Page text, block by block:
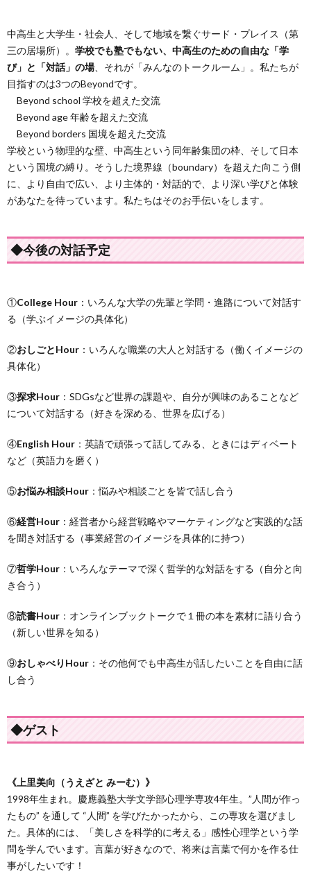
中高生と大学生・社会人、そして地域を繋ぐサード・プレイス（第
三の居場所）。 学校でも塾でもない、中高生のための自由な「学
び」と「対話」の場、それが「みんなのトークルーム」。私たちが
目指すのは3つのBeyondです。
Beyond school 学校を超えた交流
Beyond age 年齢を超えた交流
Beyond borders 国境を超えた交流
学校という物理的な壁、中高生という同年齢集団の枠、そして日本
という国境の縛り。そうした境界線（boundary）を超えた向こう側
に、より自由で広い、より主体的・対話的で、より深い学びと体験
があなたを待っています。私たちはそのお手伝いをします。
◆今後の対話予定
①College Hour ：いろんな大学の先輩と学問・進路について対話す
る（学ぶイメージの具体化）
②おしごとHour ：いろんな職業の大人と対話する（働くイメージの
具体化）
③探求Hour ：SDGsなど世界の課題や、自分が興味のあることなど
について対話する（好きを深める、世界を広げる）
④English Hour ：英語で頑張って話してみる、ときにはディベート
など（英語力を磨く）
⑤お悩み相談Hour ：悩みや相談ごとを皆で話し合う
⑥経営Hour ：経営者から経営戦略やマーケティングなど実践的な話
を聞き対話する（事業経営のイメージを具体的に持つ）
⑦哲学Hour ：いろんなテーマで深く哲学的な対話をする（自分と向
き合う）
⑧読書Hour ：オンラインブックトークで１冊の本を素材に語り合う
（新しい世界を知る）
⑨おしゃべりHour ：その他何でも中高生が話したいことを自由に話
し合う
◆ゲスト
《上里美向（うえざと みーむ）》
1998年生まれ。慶應義塾大学文学部心理学専攻4年生。”人間が作っ
たもの” を通して “人間” を学びたかったから、この専攻を選びまし
た。具体的には、「美しさを科学的に考える」感性心理学という学
問を学んでいます。言葉が好きなので、将来は言葉で何かを作る仕
事がしたいです！